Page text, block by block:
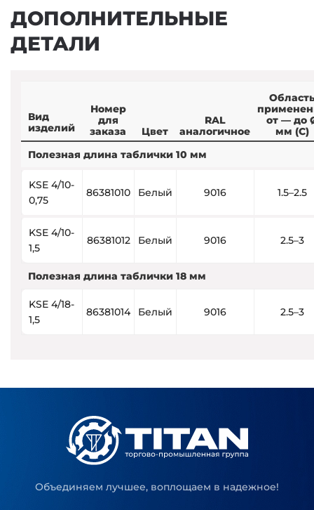
ДОПОЛНИТЕЛЬНЫЕ
ДЕТАЛИ
Вид
изделий
Номер
для
заказа
Цвет
RAL
аналогичное
от — до
мм (C)
Полезная длина таблички 10 мм
KSE 4/10-
0,75
86381010 Белый 9016 1.5–2.5
KSE 4/10-
1,5
86381012 Белый 9016 2.5–3
Полезная длина таблички 18 мм
KSE 4/18-
1,5
86381014 Белый 9016 2.5–3
Объединяем лучшее, воплощаем в надежное!